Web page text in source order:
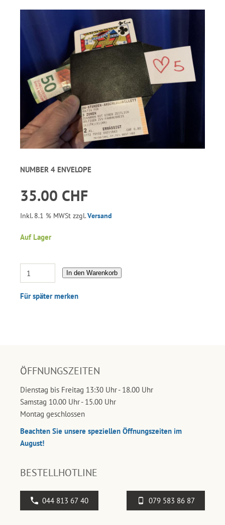
NUMBER 4 ENVELOPE
35.00 CHF
Inkl. 8.1 % MWSt zzgl.Versand
Auf Lager
In den Warenkorb
Für später merken
ÖFFNUNGSZEITEN
Dienstag bis Freitag 13:30 Uhr - 18.00 Uhr
Samstag 10.00 Uhr - 15.00 Uhr
Montag geschlossen
Beachten Sie unsere speziellen Öffnungszeiten im
August!
BESTELLHOTLINE
044 813 67 40 079 583 86 87